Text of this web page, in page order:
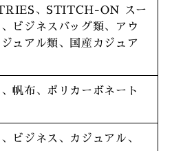
、STITCH-ON スー
ビジネスバッグ類、アウ
ジュアル類、国産カジュア
帆布、ポリカーボネート
ビジネス、カジュアル、